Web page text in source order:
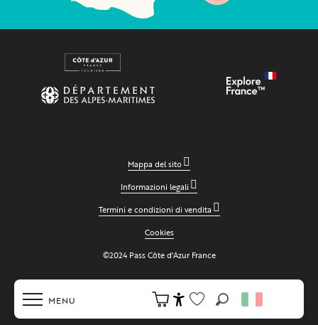
MENU
Accessibilité
Voir les favoris
Ricerca
Mappa del sito
Informazioni legali
Termini e condizioni di vendita
Cookies
©2024 Pass Côte d'Azur France